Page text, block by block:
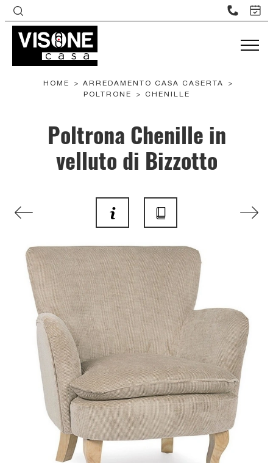
HOME > ARREDAMENTO CASA CASERTA
>
POLTRONE
> CHENILLE
Poltrona Chenille in
velluto di Bizzotto